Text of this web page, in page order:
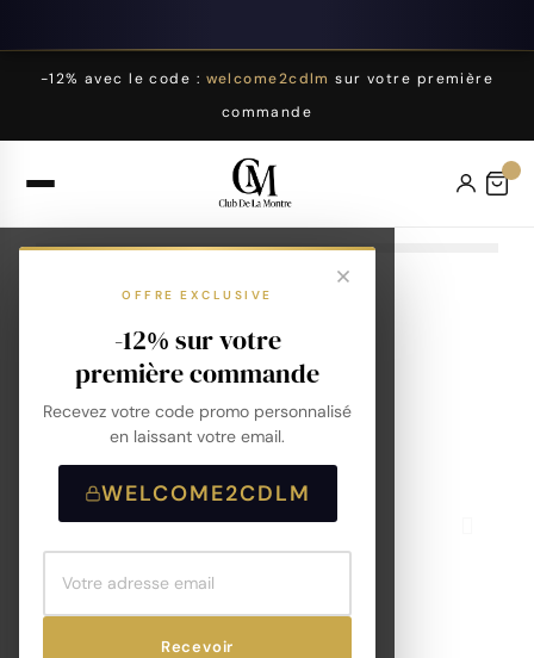
-12% avec le code : welcome2cdlm sur votre première
commande
OFFRE EXCLUSIVE
-12% sur votre
première commande
Recevez votre code promo personnalisé
en laissant votre email.
WELCOME2CDLM
Recevoir